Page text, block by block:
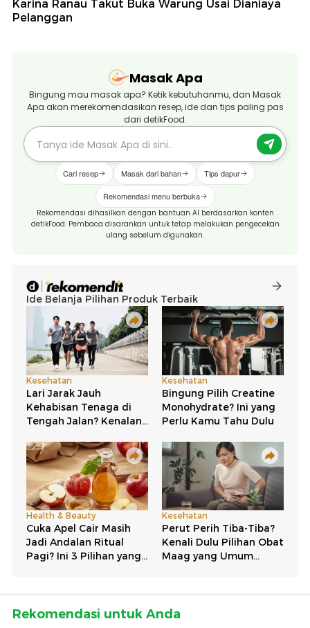
Karina Ranau Takut Buka Warung Usai Dianiaya
Pelanggan
Masak Apa
Bingung mau masak apa? Ketik kebutuhanmu, dan Masak
Apa akan merekomendasikan resep, ide dan tips paling pas
dari detikFood.
Cari resep Masak dari bahan Tips dapur
Rekomendasi menu berbuka
Rekomendasi dihasilkan dengan bantuan AI berdasarkan konten
detikFood. Pembaca disarankan untuk tetap melakukan pengecekan
ulang sebelum digunakan.
Rekomendasi untuk Anda